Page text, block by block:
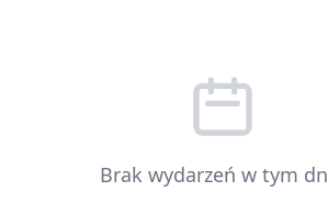
Brak wydarzeń w tym